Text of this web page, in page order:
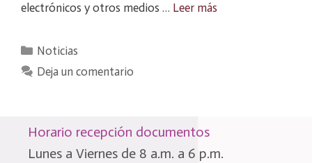
electrónicos y otros medios … Leer más
Categorías
Noticias
Deja un comentario
Horario recepción documentos
Lunes a Viernes de 8 a.m. a 6 p.m.